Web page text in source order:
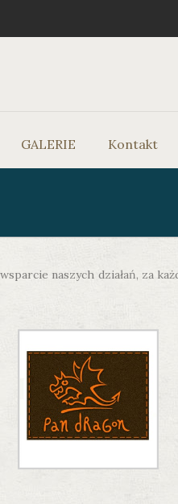
GALERIE Kontakt
naszych działań, za